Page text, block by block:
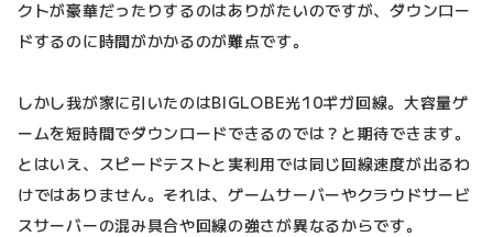
クトが豪華だったりするのはありがたいのですが、ダウンロー
ドするのに時間がかかるのが難点です。
しかし我が家に引いたのはBIGLOBE光10ギガ回線。大容量ゲ
ームを短時間でダウンロードできるのでは？と期待できます。
とはいえ、スピードテストと実利用では同じ回線速度が出るわ
けではありません。それは、ゲームサーバーやクラウドサービ
スサーバーの混み具合や回線の強さが異なるからです。